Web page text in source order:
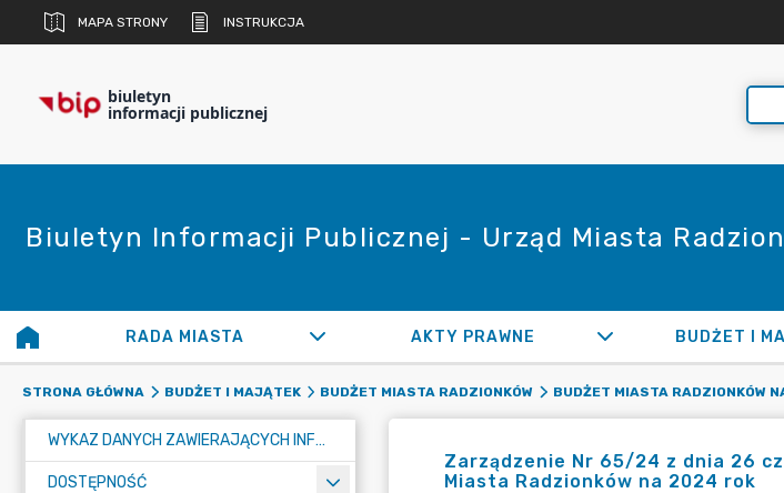
MAPA STRONY INSTRUKCJA
biuletyn
informacji publicznej
Biuletyn Informacji Publicznej - Urząd Miasta
RADA MIASTA AKTY PRAWNE BUDŻET I
STRONA GŁÓWNA BUDŻET I MAJĄTEK BUDŻET MIASTA RADZIONKÓW BUDŻET MIASTA RADZIONKÓW
WYKAZ DANYCH ZAWIERAJĄCYCH INFORMACJE O ŚRODOWISKU I JEGO OCHRONIE
DOSTĘPNOŚĆ
Zarządzenie Nr 65/24 z dnia 26
Miasta Radzionków na 2024 rok